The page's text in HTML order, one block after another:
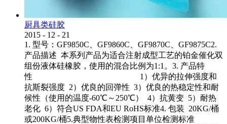
厨具类硅胶
2015 - 12 - 21
1. 型号：GF9850C、GF9860C、GF9870C、GF9875C2.
产品描述 本系列产品为适合注射成型工艺的铂金催化双
组份液体硅橡胶，使用的混合比例为1:1。3. 产品特
性 1）优异的拉伸强度和
抗斯裂强度 2）优良的回弹性 3）优良的热稳定性和耐
候性（使用的温度-60℃～250℃） 4）抗黄变 5）耐热
老化 6）符合US FDA和EU RoHS标准4. 包装 20KG/桶
或200KG/桶5.典型物性表检测项目单位检测标准